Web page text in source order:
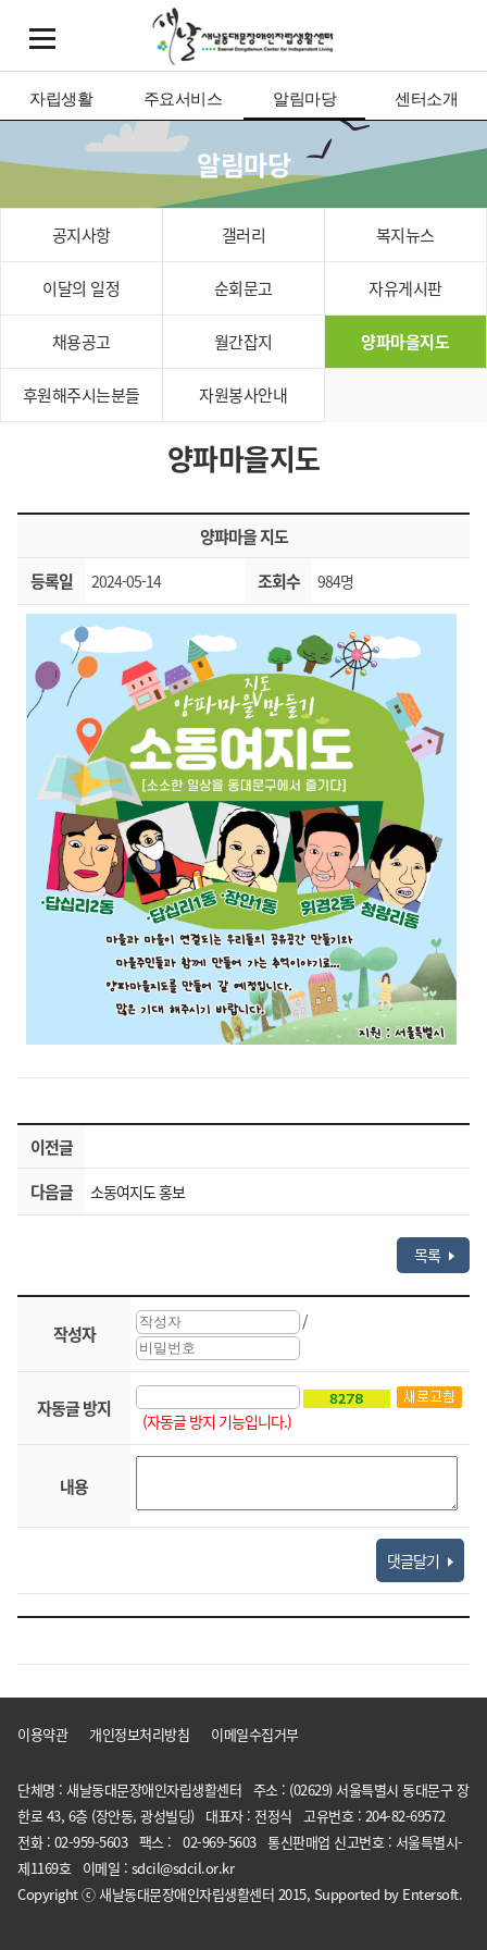
자립생활 주요서비스 알림마당 센터소개
알림마당
공지사항 갤러리 복지뉴스
이달의 일정 순회문고 자유게시판
채용공고 월간잡지 양파마을지도
후원해주시는분들 자원봉사안내
양파마을지도
양퍄마을 지도
등록일
2024-05-14 조회수 984명
이전글
다음글
소동여지도 홍보
목록
작성자
/
자동글 방지
(자동글 방지 기능입니다.)
내용
댓글달기
이용약관 개인정보처리방침 이메일수집거부
단체명 : 새날동대문장애인자립생활센터 주소 : (02629) 서울특별시 동대문구 장
한로 43, 6층 (장안동, 광성빌딩) 대표자 : 전정식 고유번호 : 204-82-69572
전화 : 02-959-5603 팩스 : 02-969-5603 통신판매업 신고번호 : 서울특별시-
제1169호 이메일 : sdcil@sdcil.or.kr
Copyright ⓒ 새날동대문장애인자립생활센터 2015, Supported by Entersoft.